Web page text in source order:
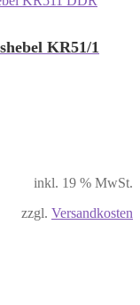
KR51/1
inkl. 19 % MwSt.
zzgl. Versandkosten